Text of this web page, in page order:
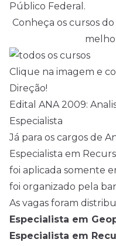
Público Federal.
Conheça os cursos
Clique na imagem e
Direção!
Edital ANA 2009:
Especialista
Já para os cargos de
Especialista em
foi aplicada somente
foi organizado pela
As vagas foram
Especialista em
Especialista em